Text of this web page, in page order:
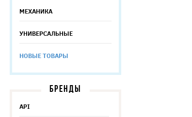
МЕХАНИКА
УНИВЕРСАЛЬНЫЕ
НОВЫЕ ТОВАРЫ
БРЕНДЫ
API